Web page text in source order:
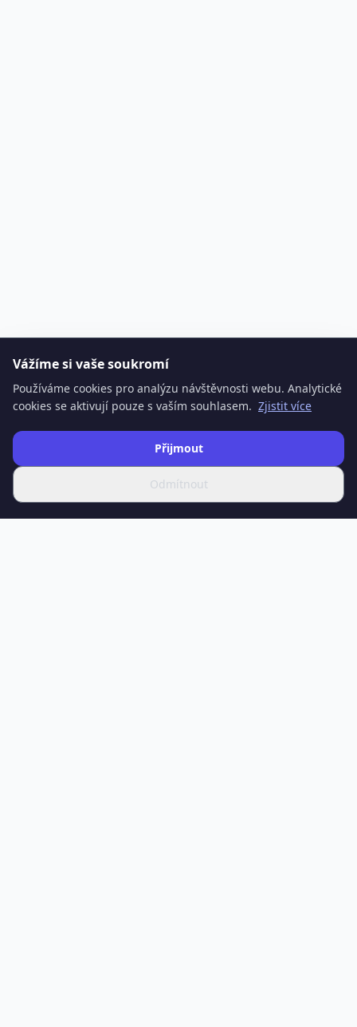
Vážíme si vaše soukromí
Používáme cookies pro analýzu návštěvnosti webu. Analytické
cookies se aktivují pouze s vaším souhlasem. Zjistit více
Odmítnout
Přijmout